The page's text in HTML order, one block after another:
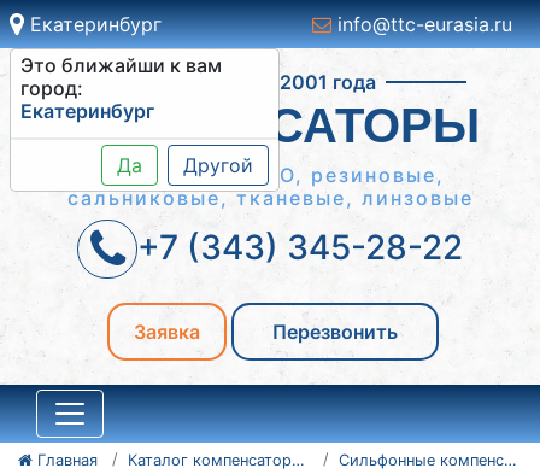
Екатеринбург
Это ближайши к вам
город:
Екатеринбург
Да Другой
info@ttc-eurasia.ru
Работаем с 2001 года
КОМПЕНСАТОРЫ
Сильфонные КСО, резиновые,
сальниковые, тканевые, линзовые
+7 (343) 345-28-22
Заявка Перезвонить
Главная Каталог компенсаторов
Сильфонные компенсаторы